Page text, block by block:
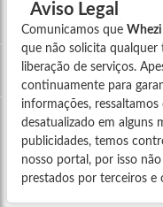
Aviso Legal
Comunicamos que Whezi
que não solicita
liberação de serviços.
continuamente para
informações,
desatualizado em alguns
publicidades, temos
nosso portal, por isso
prestados por terceiros e